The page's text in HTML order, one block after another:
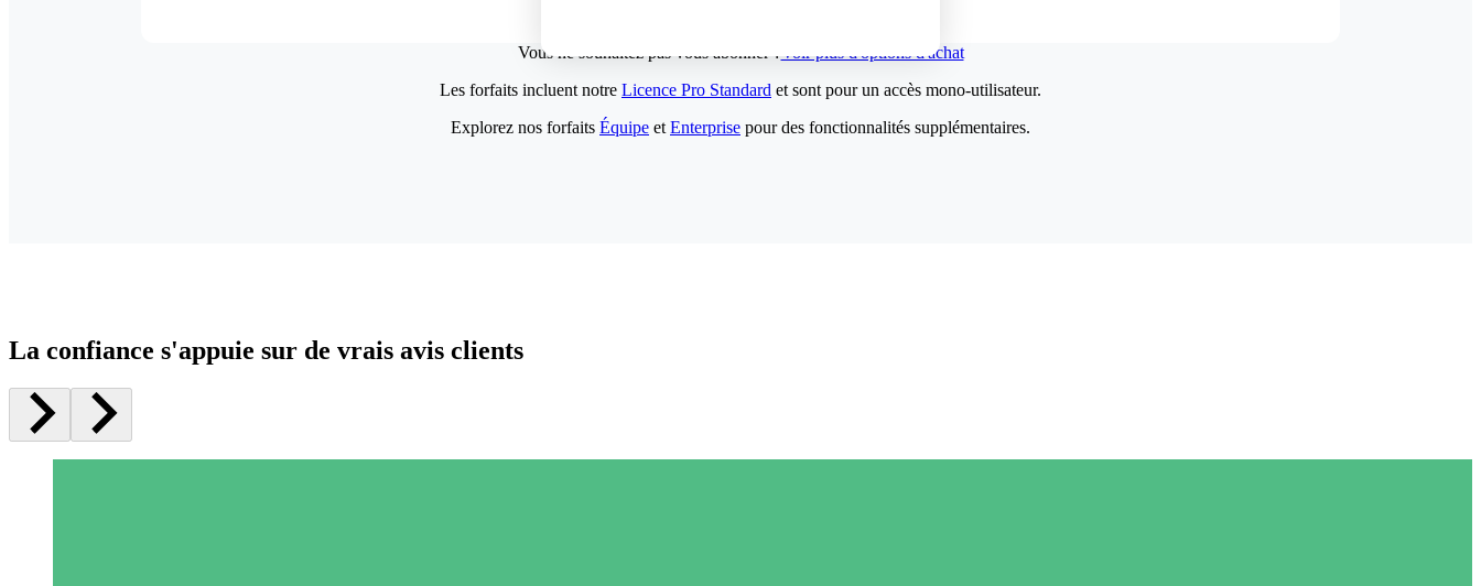
Vous ne souhaitez pas vous abonner ?Voir plus d'options d'achat
Les forfaits incluent notre Licence Pro Standard et sont pour un accès mono-utilisateur.
Explorez nos forfaits Équipe et Enterprise pour des fonctionnalités supplémentaires.
La confiance s'appuie sur de vrais avis clients